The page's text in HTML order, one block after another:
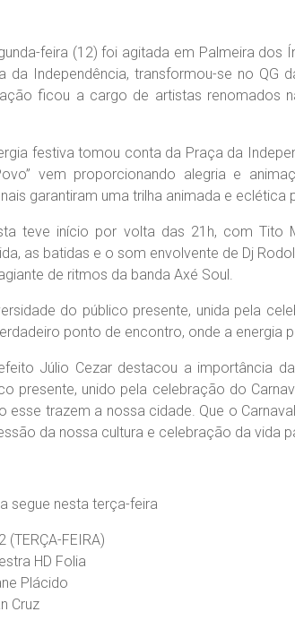
feira (12) foi agitada em Palmeira dos
da Independência, transformou-se no QG
ficou a cargo de artistas renomados
festiva tomou conta da Praça da
vem proporcionando alegria e
garantiram uma trilha animada e eclética
teve início por volta das 21h, com Tito
as batidas e o som envolvente de Dj
de ritmos da banda Axé Soul.
do público presente, unida pela
ponto de encontro, onde a energia
Júlio Cezar destacou a importância
presente, unido pela celebração do
esse trazem a nossa cidade. Que o
da nossa cultura e celebração da vida
segue nesta terça-feira
(TERÇA-FEIRA)
HD Folia
Plácido
Cruz